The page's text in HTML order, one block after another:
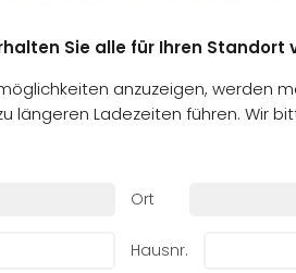
Sie alle für Ihren
anzuzeigen, werden
längeren Ladezeiten führen. Wir
Ort
Hausnr.